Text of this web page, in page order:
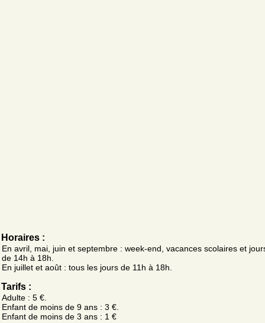
Horaires :
En avril, mai, juin et septembre : week-end, vacances scolaires et
de 14h à 18h.
En juillet et août : tous les jours de 11h à 18h.
Tarifs :
Adulte : 5 €.
Enfant de moins de 9 ans : 3 €.
Enfant de moins de 3 ans : 1 €